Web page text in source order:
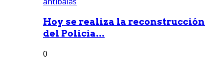
Hoy se realiza la reconstrucción
del Policía...
0